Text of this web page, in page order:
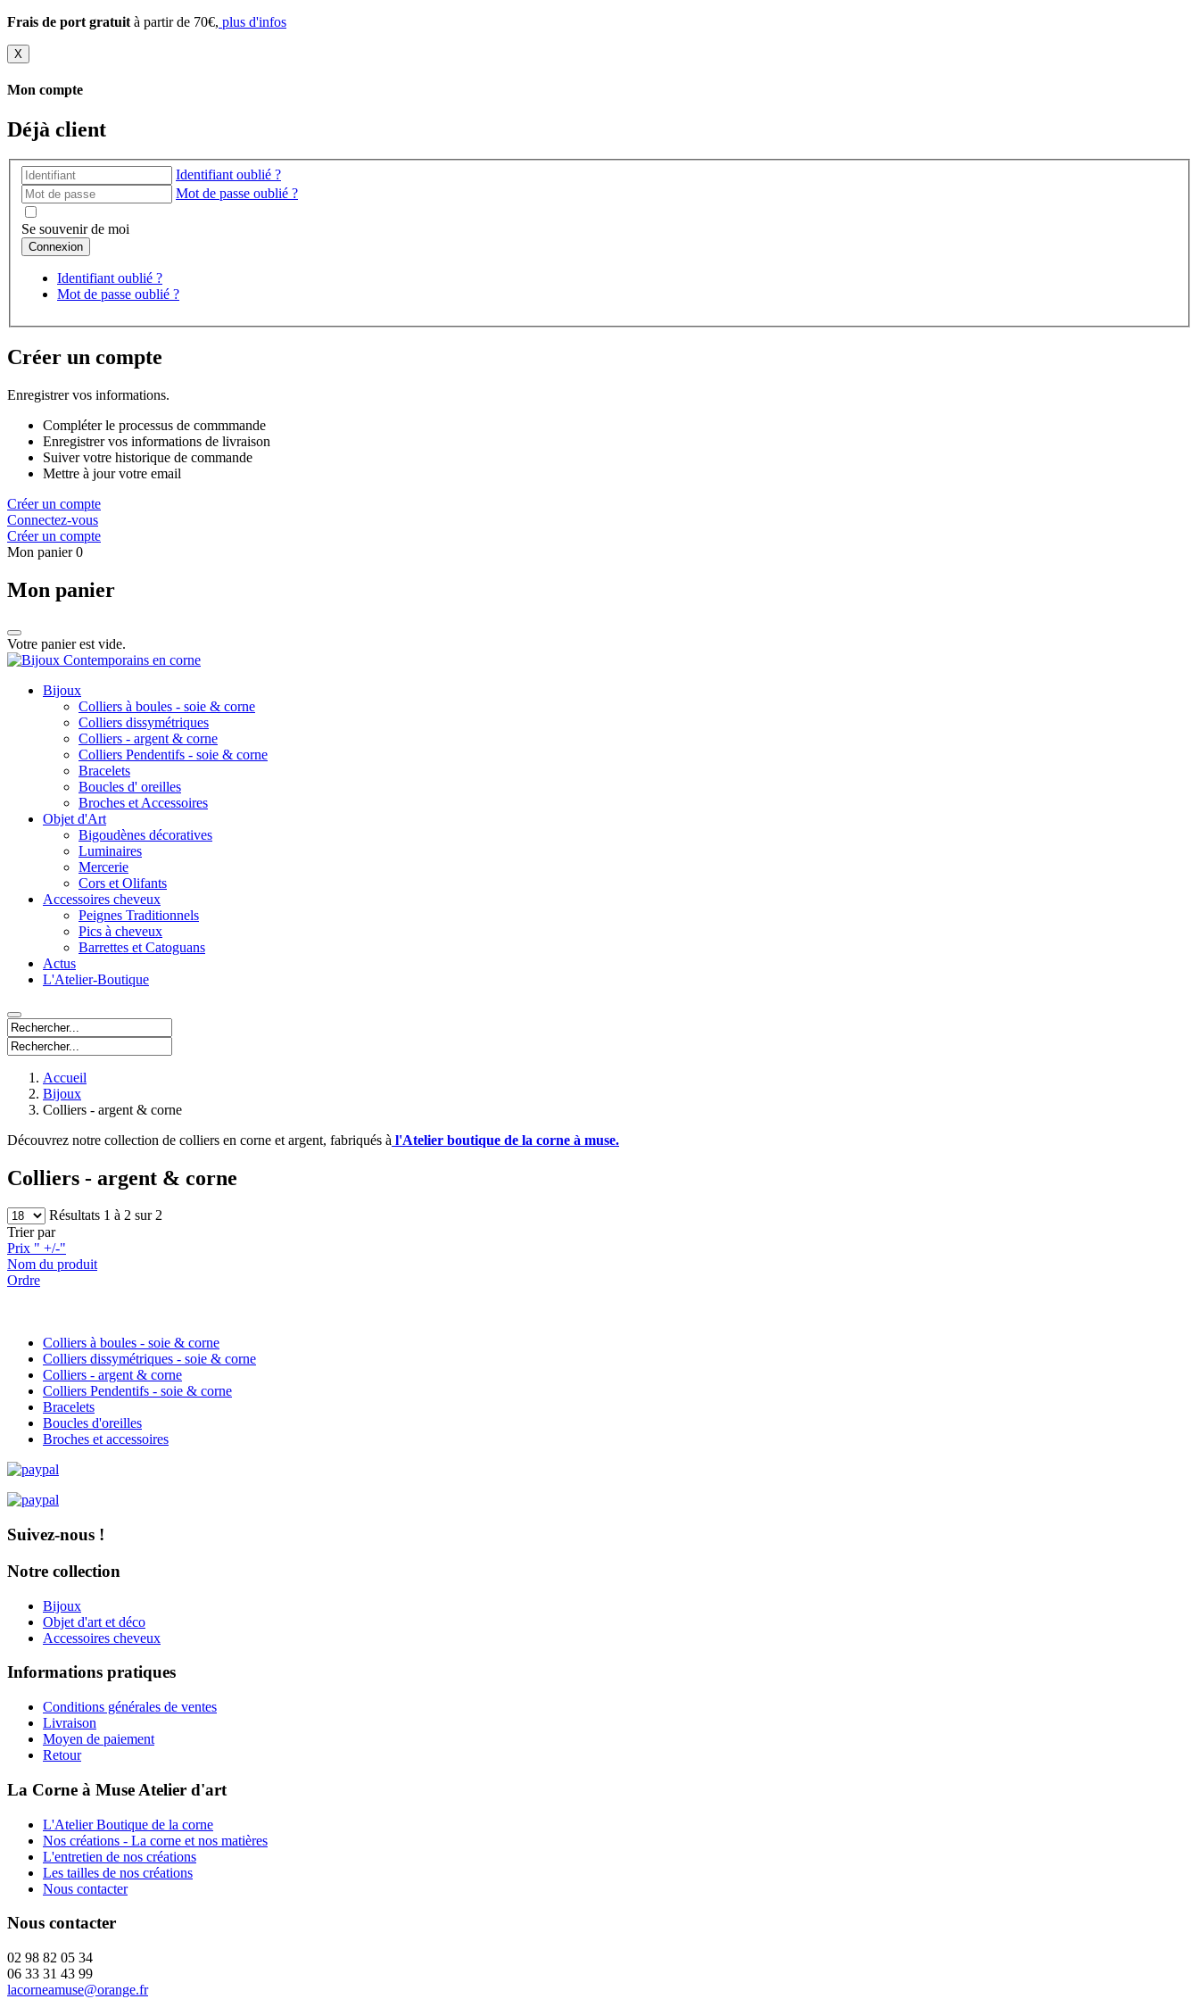
Frais de port gratuit à partir de 70€, plus d'infos
X
Mon compte
Déjà client
Identifiant oublié ?
Mot de passe oublié ?
Se souvenir de moi
Identifiant oublié ?
Mot de passe oublié ?
Créer un compte
Enregistrer vos informations.
Compléter le processus de commmande
Enregistrer vos informations de livraison
Suiver votre historique de commande
Mettre à jour votre email
Créer un compte
Connectez-vous
Créer un compte
Mon panier 0
Mon panier
Votre panier est vide.
Bijoux
Colliers à boules - soie & corne
Colliers dissymétriques
Colliers - argent & corne
Colliers Pendentifs - soie & corne
Bracelets
Boucles d' oreilles
Broches et Accessoires
Objet d'Art
Bigoudènes décoratives
Luminaires
Mercerie
Cors et Olifants
Accessoires cheveux
Peignes Traditionnels
Pics à cheveux
Barrettes et Catoguans
Actus
L'Atelier-Boutique
Accueil
Bijoux
Colliers - argent & corne
Découvrez notre collection de colliers en corne et argent, fabriqués à l'Atelier boutique de la corne à muse.
Colliers - argent & corne
Résultats 1 à 2 sur 2
Trier par
Prix " +/-"
Nom du produit
Ordre
Colliers à boules - soie & corne
Colliers dissymétriques - soie & corne
Colliers - argent & corne
Colliers Pendentifs - soie & corne
Bracelets
Boucles d'oreilles
Broches et accessoires
Suivez-nous !
Notre collection
Bijoux
Objet d'art et déco
Accessoires cheveux
Informations pratiques
Conditions générales de ventes
Livraison
Moyen de paiement
Retour
La Corne à Muse Atelier d'art
L'Atelier Boutique de la corne
Nos créations - La corne et nos matières
L'entretien de nos créations
Les tailles de nos créations
Nous contacter
Nous contacter
02 98 82 05 34
06 33 31 43 99
lacorneamuse@orange.fr